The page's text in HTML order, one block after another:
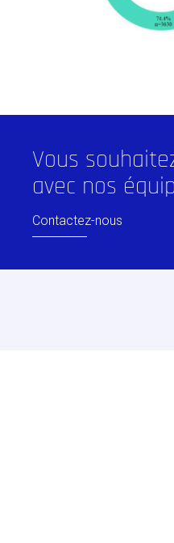
Vous
avec nos
Contactez-nous